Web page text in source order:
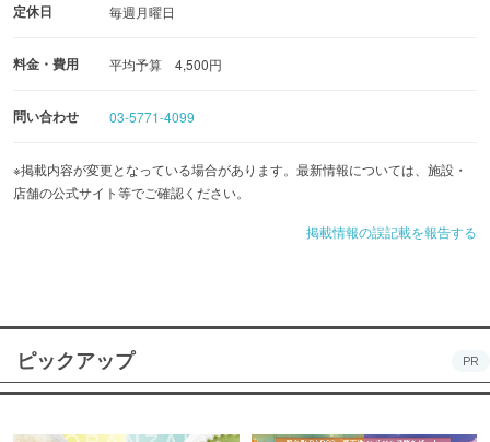
０３－５７７１－４０９９
定休日 毎週月曜日
料金・費用 平均予算 4,500円
問い合わせ 03-5771-4099
※掲載内容が変更となっている場合があります。最新情報については、施設・
店舗の公式サイト等でご確認ください。
掲載情報の誤記載を報告する
ピックアップ PR